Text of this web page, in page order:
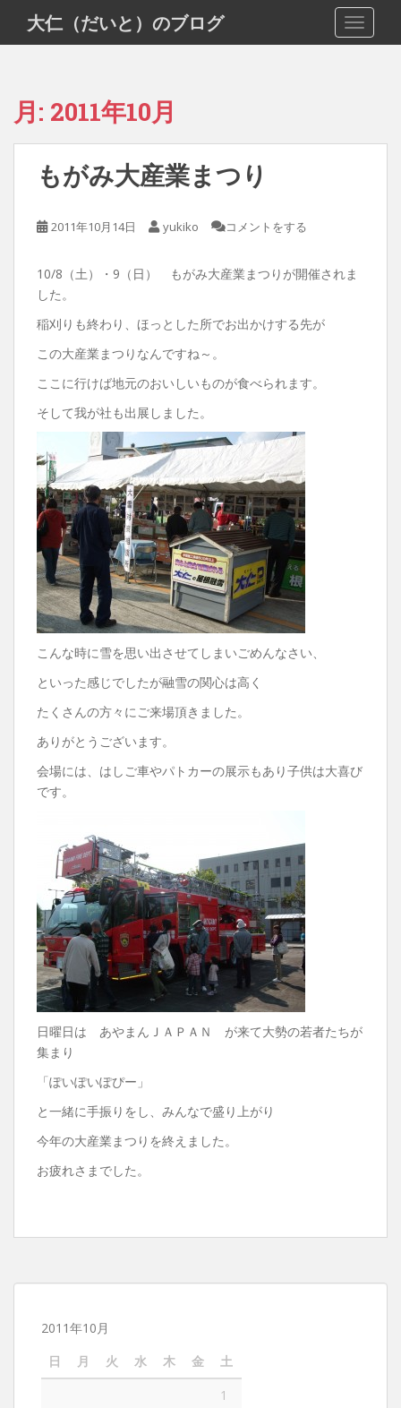
i
大仁（だいと）のブログ
月: 2011年10月
もがみ大産業まつり
2011年10月14日 yukiko コメントをする
10/8（土）・9（日） もがみ大産業まつりが開催されま
した。
稲刈りも終わり、ほっとした所でお出かけする先が
この大産業まつりなんですね～。
ここに行けば地元のおいしいものが食べられます。
そして我が社も出展しました。
こんな時に雪を思い出させてしまいごめんなさい、
といった感じでしたが融雪の関心は高く
たくさんの方々にご来場頂きました。
ありがとうございます。
会場には、はしご車やパトカーの展示もあり子供は大喜び
です。
日曜日は あやまんＪＡＰＡＮ が来て大勢の若者たちが
集まり
「ぽいぽいぽぴー」
と一緒に手振りをし、みんなで盛り上がり
今年の大産業まつりを終えました。
お疲れさまでした。
2011年10月
日
月 火 水 木 金
土
1